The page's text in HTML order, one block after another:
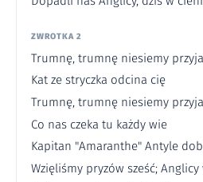
ZWROTKA 2
Trumnę, trumnę niesiemy
Kat ze stryczka odcina cię
Trumnę, trumnę niesiemy
Co nas czeka tu każdy wie
Kapitan "Amaranthe" Antyle
Wzięliśmy pryzów sześć;